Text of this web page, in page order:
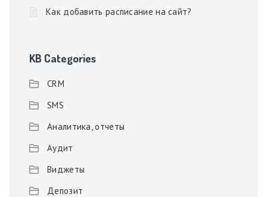
Как добавить расписание на сайт?
KB Categories
CRM
SMS
Аналитика, отчеты
Аудит
Виджеты
Депозит